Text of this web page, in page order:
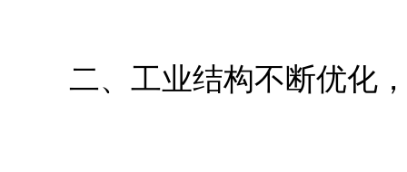
二、工业结构不断优化，